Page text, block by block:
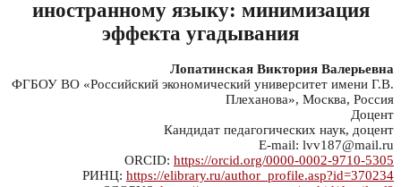
иностранному языку: минимизация
эффекта угадывания
Лопатинская Виктория Валерьевна
ФГБОУ ВО «Российский экономический университет имени Г.В.
Плеханова», Москва, Россия
Доцент
Кандидат педагогических наук, доцент
E-mail: lvv187@mail.ru
ORCID: https://orcid.org/0000-0002-9710-5305
РИНЦ: https://elibrary.ru/author_profile.asp?id=370234